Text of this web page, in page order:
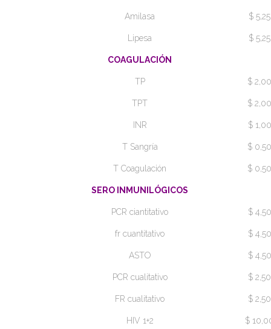
Amilasa $ 5,25
Lipesa $ 5,25
COAGULACIÓN
TP $ 2,00
TPT $ 2,00
INR $ 1,00
T Sangría $ 0,50
T Coagulación $ 0,50
SERO INMUNILÓGICOS
PCR ciantitativo $ 4,50
fr cuantitativo $ 4,50
ASTO $ 4,50
PCR cualitativo $ 2,50
FR cualitativo $ 2,50
HIV 1+2 $